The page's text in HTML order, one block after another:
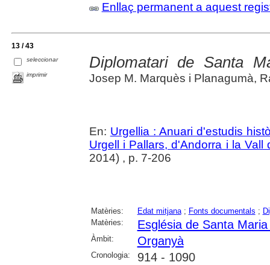
Enllaç permanent a aquest
13 / 43
seleccionar
imprimir
Diplomatari de Santa
Josep M. Marquès i Planagumà,
En: Urgellia : Anuari d'estudis
Urgell i Pallars, d'Andorra i la Vall
2014) , p. 7-206
Matèries: Edat mitjana; Fonts documentals ;
Matèries:
Església de Santa
Àmbit: Organyà
Cronologia: 914 - 1090